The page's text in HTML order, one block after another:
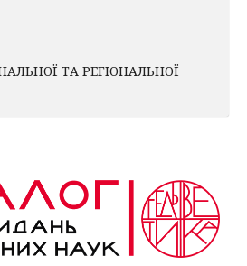
ТА РЕГІОНАЛЬНОЇ